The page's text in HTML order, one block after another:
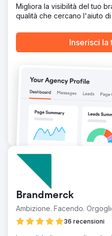
Migliora la visibilità del tuo
qualità che cercano l'aiuto
Inserisci la
Brandmerck
Ambizione. Facendo.
36 recensioni